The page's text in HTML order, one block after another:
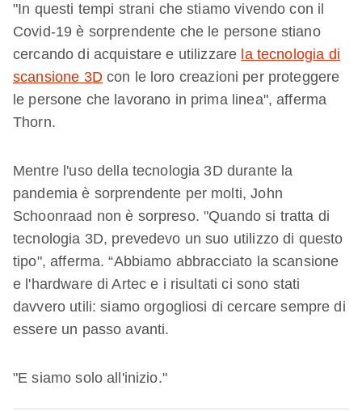
"In questi tempi strani che stiamo vivendo con il
Covid-19 è sorprendente che le persone stiano
cercando di acquistare e utilizzare la tecnologia di
scansione 3Dcon le loro creazioni per proteggere
le persone che lavorano in prima linea", afferma
Thorn.
Mentre l'uso della tecnologia 3D durante la
pandemia è sorprendente per molti, John
Schoonraad non è sorpreso. "Quando si tratta di
tecnologia 3D, prevedevo un suo utilizzo di questo
tipo", afferma. “Abbiamo abbracciato la scansione
e l'hardware di Artec e i risultati ci sono stati
davvero utili: siamo orgogliosi di cercare sempre di
essere un passo avanti.
"E siamo solo all'inizio."